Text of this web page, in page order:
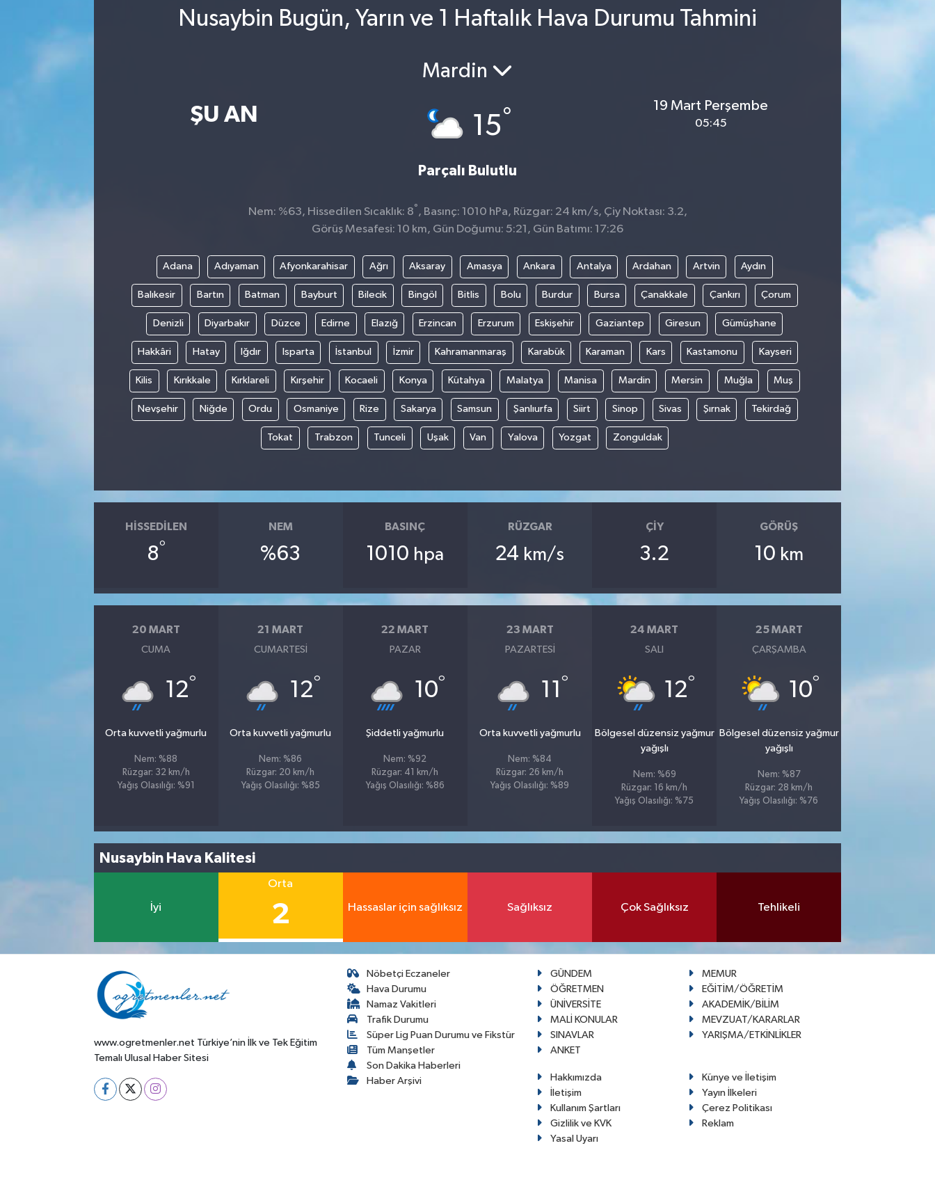
Nusaybin Bugün, Yarın ve 1 Haftalık Hava Durumu Tahmini
ŞU AN
Mardin
15°
Parçalı Bulutlu
19 Mart Perşembe
05:45
Nem: %63, Hissedilen Sıcaklık: 8° , Basınç: 1010 hPa, Rüzgar: 24 km/s, Çiy Noktası: 3.2,
Görüş Mesafesi: 10 km, Gün Doğumu: 5:21, Gün Batımı: 17:26
Adana Adıyaman Afyonkarahisar Ağrı Aksaray Amasya Ankara Antalya Ardahan Artvin Aydın
Balıkesir Bartın Batman Bayburt Bilecik Bingöl Bitlis Bolu Burdur Bursa Çanakkale Çankırı Çorum
Denizli Diyarbakır Düzce Edirne Elazığ Erzincan Erzurum Eskişehir Gaziantep Giresun Gümüşhane
Hakkâri Hatay Iğdır Isparta İstanbul İzmir Kahramanmaraş Karabük Karaman Kars Kastamonu Kayseri
Kilis Kırıkkale Kırklareli Kırşehir Kocaeli Konya Kütahya Malatya Manisa Mardin Mersin Muğla Muş
Nevşehir Niğde Ordu Osmaniye Rize Sakarya Samsun Şanlıurfa Siirt Sinop Sivas Şırnak Tekirdağ
Tokat Trabzon Tunceli Uşak Van Yalova Yozgat Zonguldak
HISSEDILEN
8°
NEM
%63
BASINÇ
1010 hpa
RÜZGAR
24 km/s
ÇIY
3.2
GÖRÜŞ
10 km
20 MART
CUMA
12°
Orta kuvvetli yağmurlu
Nem: %88
Rüzgar: 32 km/h
Yağış Olasılığı: %91
21 MART
CUMARTESI
12°
Orta kuvvetli yağmurlu
Nem: %86
Rüzgar: 20 km/h
Yağış Olasılığı: %85
22 MART
PAZAR
10°
Şiddetli yağmurlu
Nem: %92
Rüzgar: 41 km/h
Yağış Olasılığı: %86
23 MART
PAZARTESI
11 °
Orta kuvvetli yağmurlu
Nem: %84
Rüzgar: 26 km/h
Yağış Olasılığı: %89
24 MART
SALI
12°
Bölgesel düzensiz yağmur
yağışlı
Nem: %69
Rüzgar: 16 km/h
Yağış Olasılığı: %75
25 MART
ÇARŞAMBA
10°
Bölgesel düzensiz yağmur
yağışlı
Nem: %87
Rüzgar: 28 km/h
Yağış Olasılığı: %76
Nusaybin Hava Kalitesi
İyi
Orta
2 Hassaslar için sağlıksız Sağlıksız Çok Sağlıksız Tehlikeli
www.ogretmenler.net Türkiye’nin İlk ve Tek Eğitim
Temalı Ulusal Haber Sitesi
Nöbetçi Eczaneler
Hava Durumu
Namaz Vakitleri
Trafik Durumu
Süper Lig Puan Durumu ve Fikstür
Tüm Manşetler
Son Dakika Haberleri
Haber Arşivi
GÜNDEM
MEMUR
ÖĞRETMEN
EĞİTİM/ÖĞRETİM
ÜNİVERSİTE
AKADEMİK/BİLİM
MALİ KONULAR
MEVZUAT/KARARLAR
SINAVLAR
YARIŞMA/ETKİNLİKLER
ANKET
Hakkımızda
Künye ve İletişim
İletişim
Yayın İlkeleri
Kullanım Şartları
Çerez Politikası
Gizlilik ve KVK
Reklam
Yasal Uyarı